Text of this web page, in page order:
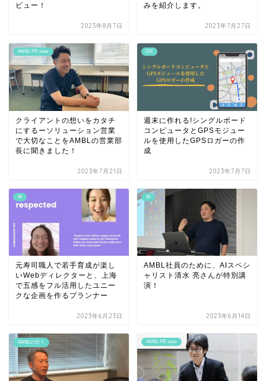
ビュー！
2023年8月7日
みを紹介します。
2023年7月27日
AMBL PR view
クライアントの想いをカタチ
にするーソリューション営業
で大切なことをAMBLの営業部
長に聞きました！
2023年7月21日
DX
週末に作れる!シングルボード
コンピュータとGPSモジュー
ルを使用したGPSロガーの作
成
2023年7月7日
AI
元寿司職人で若手育成が楽し
いWebディレクターと、上海
で五感をフル活用したユニー
クな企画を作るプランナー
2023年6月23日
AI
AMBL社員のために、AIスペシ
ャリスト清水 亮さんが特別講
演！
2023年6月14日
AMBLの日々 AMBL PR view